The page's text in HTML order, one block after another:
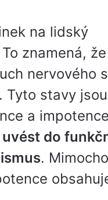
na lidský
znamená,
nervového
Tyto stavy
a
do
.